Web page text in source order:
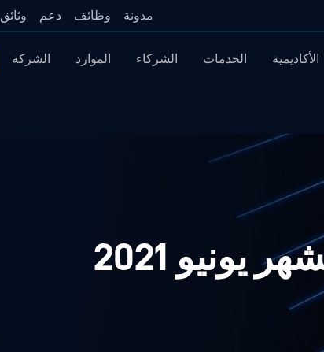
مدونة وظائف دعم وثائق
الأكاديمية الخدمات الشركاء الموارد الشركة